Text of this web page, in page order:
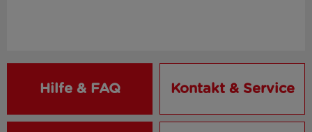
Hilfe & FAQ Kontakt & Service